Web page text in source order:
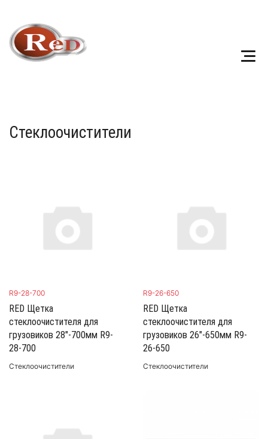
Стеклоочистители
R9-28-700
RED Щетка
стеклоочистителя для
грузовиков 28"-700мм R9-
28-700
Стеклоочистители
R9-26-650
RED Щетка
стеклоочистителя для
грузовиков 26"-650мм R9-
26-650
Стеклоочистители